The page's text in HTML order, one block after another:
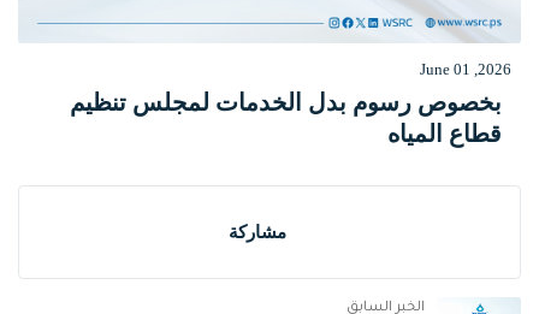
June 01 ,2026
بخصوص رسوم بدل الخدمات لمجلس تنظيم
قطاع المياه
مشاركة
الخبر السابق